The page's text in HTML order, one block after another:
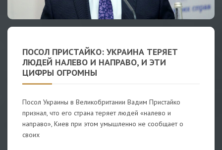
ПОСОЛ ПРИСТАЙКО: УКРАИНА ТЕРЯЕТ
ЛЮДЕЙ НАЛЕВО И НАПРАВО, И ЭТИ
ЦИФРЫ ОГРОМНЫ
Посол Украины в Великобритании Вадим Пристайко
признал, что его страна теряет людей «налево и
направо», Киев при этом умышленно не сообщает о
своих